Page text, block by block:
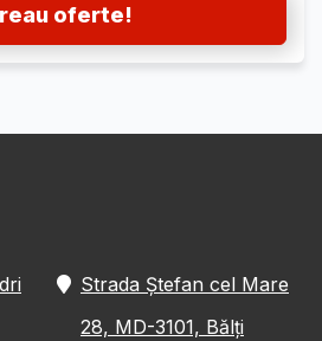
oferte!
Strada Ștefan cel Mare
28, MD-3101, Bălți